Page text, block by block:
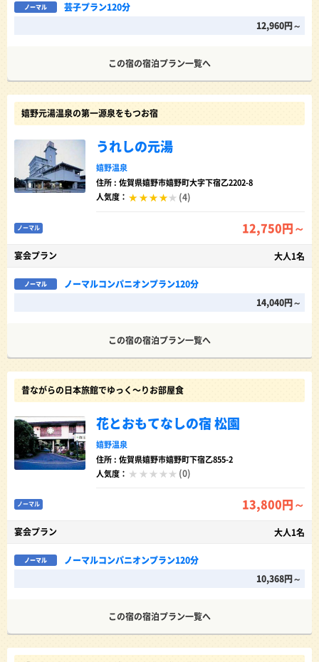
ノーマル
芸子プラン120分
12,960円～
この宿の宿泊プラン一覧へ
嬉野元湯温泉の第一源泉をもつお宿
うれしの元湯
嬉野温泉
住所 : 佐賀県嬉野市嬉野町大字下宿乙2202-8
人気度：
(4)
ノーマル 12,750円～
宴会プラン 大人1名
ノーマル
ノーマルコンパニオンプラン120分
14,040円～
この宿の宿泊プラン一覧へ
昔ながらの日本旅館でゆっく〜りお部屋食
花とおもてなしの宿 松園
嬉野温泉
住所 : 佐賀県嬉野市嬉野町下宿乙855-2
人気度：
(0)
ノーマル 13,800円～
宴会プラン 大人1名
ノーマル
ノーマルコンパニオンプラン120分
10,368円～
この宿の宿泊プラン一覧へ